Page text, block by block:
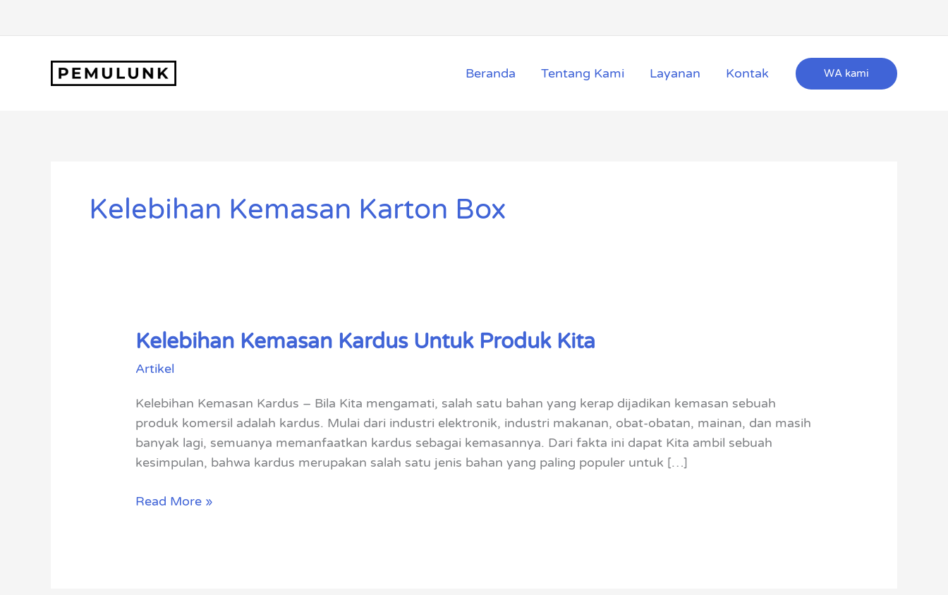
Beranda
Tentang Kami Layanan Kontak WA kami
Kelebihan Kemasan Karton Box
Kelebihan Kemasan Kardus Untuk Produk Kita
Artikel
Kelebihan Kemasan Kardus – Bila Kita mengamati, salah satu bahan yang kerap dijadikan kemasan sebuah
produk komersil adalah kardus. Mulai dari industri elektronik, industri makanan, obat-obatan, mainan, dan masih
banyak lagi, semuanya memanfaatkan kardus sebagai kemasannya. Dari fakta ini dapat Kita ambil sebuah
kesimpulan, bahwa kardus merupakan salah satu jenis bahan yang paling populer untuk […]
Kelebihan
Kardus
Untuk
Produk
Kita
Read More »